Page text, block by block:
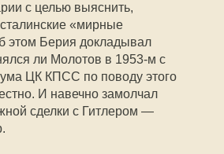
с целью выяснить,
«мирные
этом Берия докладывал
ли Молотов в 1953-м с
ЦК КПСС по поводу этого
И навечно замолчал
сделки с Гитлером —